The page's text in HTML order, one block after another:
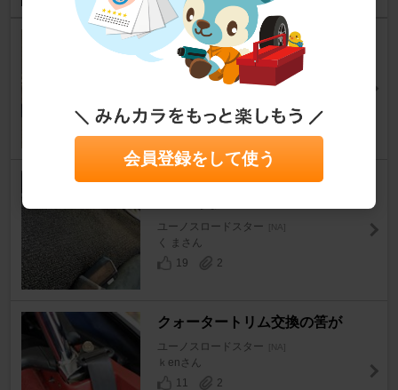
NB用エアロボード 取付
ユーノスロードスター [NA]
みろーどさん
TDセンターコンソールレスキ
ユーノスロードスター [NA]
く まさん
19
2
クォータートリム交換の筈が
ユーノスロードスター [NA]
ｋenさん
11
2
会員登録をして使う